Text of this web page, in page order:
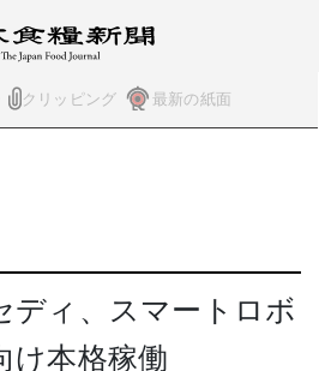
クリッピング 最新の紙面
ディ、スマートロボ
け本格稼働